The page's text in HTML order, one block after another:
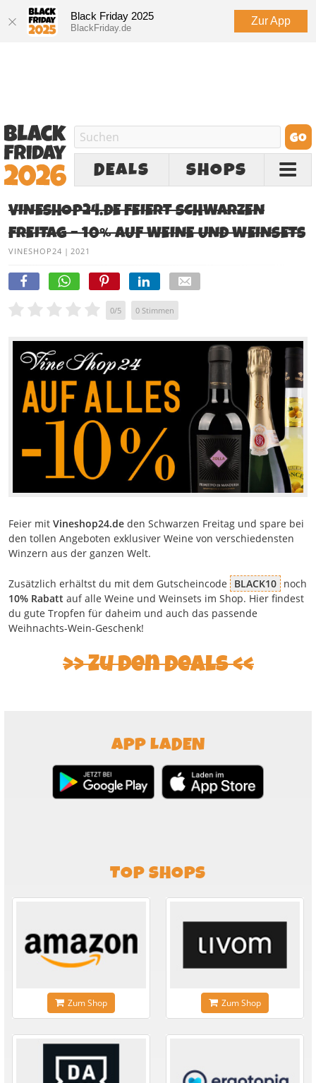
Black Friday 2025
BlackFriday.de
Zur App
DEALS SHOPS
VINESHOP24.DE FEIERT SCHWARZEN
FREITAG – 10% AUF WEINE UND WEINSETS
VINESHOP24 | 2021
0/5 0 Stimmen
Feier mit Vineshop24.de den Schwarzen Freitag und spare bei
den tollen Angeboten exklusiver Weine von verschiedensten
Winzern aus der ganzen Welt.
Zusätzlich erhältst du mit dem Gutscheincode BLACK10 noch
10% Rabatt auf alle Weine und Weinsets im Shop. Hier findest
du gute Tropfen für daheim und auch das passende
Weihnachts-Wein-Geschenk!
Zu den Deals
APP LADEN
TOP SHOPS
Zum Shop Zum Shop